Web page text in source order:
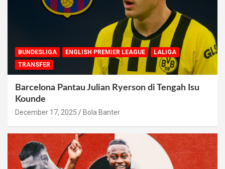
BUNDESLIGA ENGLISH PREMIER LEAGUE
LALIGA
TRANSFER
Barcelona Pantau Julian Ryerson di Tengah Isu
Kounde
December 17, 2025 Bola Banter